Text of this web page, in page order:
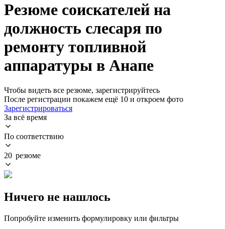
Резюме соискателей на
должность слесаря по
ремонту топливной
аппаратуры в Анапе
Чтобы видеть все резюме, зарегистрируйтесь
После регистрации покажем ещё 10 и откроем фото
Зарегистрироваться
За всё время
По соответствию
20 резюме
Ничего не нашлось
Попробуйте изменить формулировку или фильтры